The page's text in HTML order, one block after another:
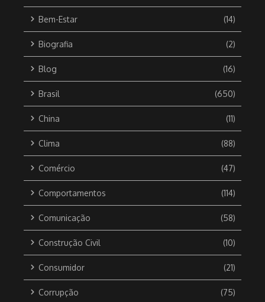
Bem-Estar (14)
Biografia (2)
Blog (16)
Brasil (650)
China (11)
Clima (88)
Comércio (47)
Comportamentos (114)
Comunicação (58)
Construção Civil (10)
Consumidor (21)
Corrupção (75)